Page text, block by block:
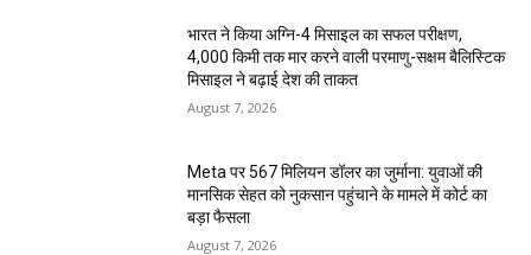
भारत ने किया अग्नि-4 मिसाइल का सफल परीक्षण,
4,000 किमी तक मार करने वाली परमाणु-सक्षम बैलिस्टिक
मिसाइल ने बढ़ाई देश की ताकत
August 7, 2026
Meta पर 567 मिलियन डॉलर का जुर्माना: युवाओं की
मानसिक सेहत को नुकसान पहुंचाने के मामले में कोर्ट का
बड़ा फैसला
August 7, 2026